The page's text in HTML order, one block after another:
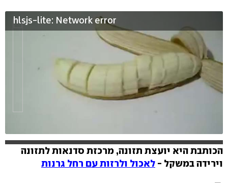
hlsjs-lite: Network error
הכותבת היא יועצת תזונה, מרכזת סדנאות לתזונה
וירידה במשקל - לאכול ולרזות עם רחל גרנות